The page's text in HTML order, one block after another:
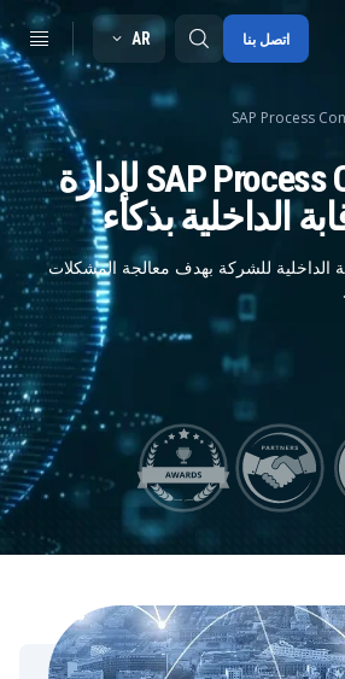
AR اتصل بنا
SAP Process
حلول SAP Process Control لإدارة
الداخلية بذكاء
الداخلية للشركة بهدف معالجة المشكلات